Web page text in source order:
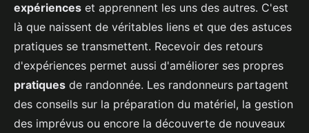
expériences et apprennent les uns des autres. C'est
là que naissent de véritables liens et que des astuces
pratiques se transmettent. Recevoir des retours
d'expériences permet aussi d'améliorer ses propres
pratiques de randonnée. Les randonneurs partagent
des conseils sur la préparation du matériel, la gestion
des imprévus ou encore la découverte de nouveaux